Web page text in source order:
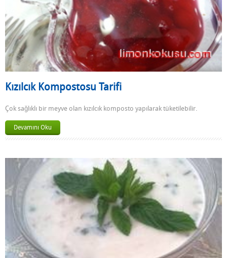
Kızılcık Kompostosu Tarifi
Çok sağlıklı bir meyve olan kızılcık komposto yapılarak tüketilebilir.
Devamını Oku